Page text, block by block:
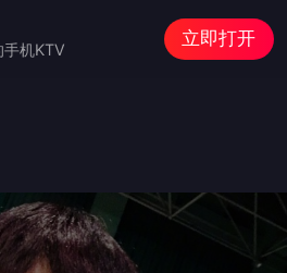
手机KTV
立即打开